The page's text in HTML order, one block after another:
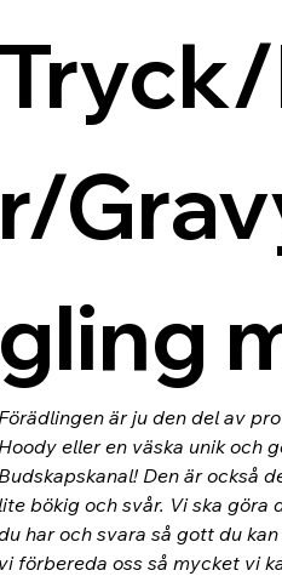
är ju den del av
eller en väska unik och
Den är också
bökig och svår. Vi ska göra
har och svara så gott du
förbereda oss så mycket vi